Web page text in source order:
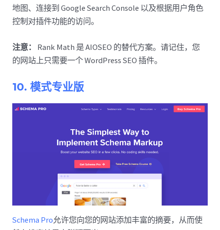
地图、连接到 Google Search Console 以及根据用户角色
控制对插件功能的访问。
注意：
Rank Math 是 AIOSEO 的替代方案。请记住，您
的网站上只需要一个 WordPress SEO 插件。
10. 模式专业版
Schema Pro允许您向您的网站添加丰富的摘要，从而使